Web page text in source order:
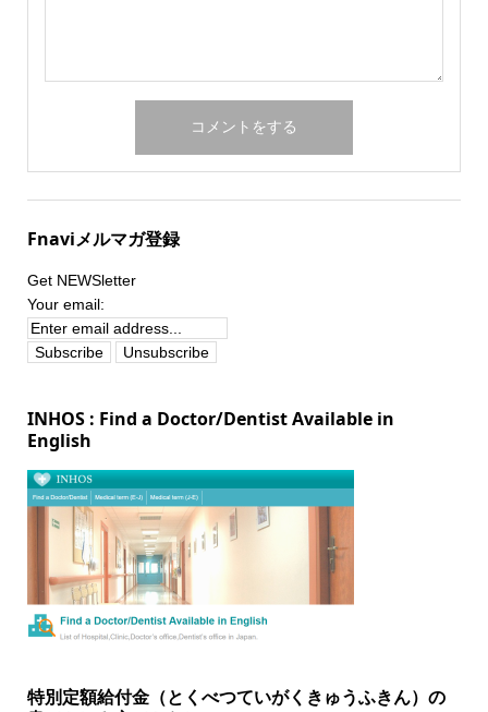
Fnaviメルマガ登録
Get NEWSletter
Your email:
INHOS : Find a Doctor/Dentist Available in
English
特別定額給付金（とくべつていがくきゅうふきん）の